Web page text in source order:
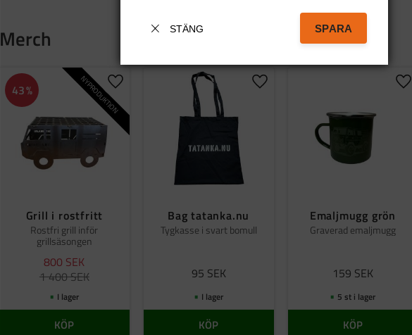
Merch
Grill i rostfritt
Rostfri grill inför
grillsäsongen
800 SEK
1 400SEK
43% NYPRODUKTIONLägg till i favoriter
I lager
KÖP
Bag tatanka.nu
Tygkasse i svart bomull
95 SEK
Lägg till i favoriter
I lager
KÖP
Emaljmugg grön
Graverad emaljmugg
159 SEK
5 st i lager
KÖP
STÄNG SPARA